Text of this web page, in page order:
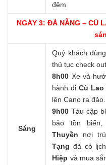
đêm
NGÀY 3: ĐÀ NẴNG – CÙ
Sáng
Quý khách
thủ tục check
8h00 Xe và
hành điCù Lao
lên Cano ra đảo.
9h00 Tàu cập
bảo tồn
Thuyền nơi
Tạng đã có
Hiệp và mua